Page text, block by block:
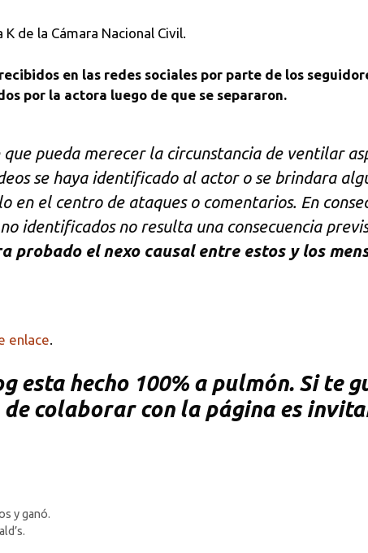
de la Cámara Nacional Civil.
en las redes sociales por parte de los
por la actora luego de que se separaron.
pueda merecer la circunstancia de ventilar
se haya identificado al actor o se brindara
el centro de ataques o comentarios. En
identificados no resulta una consecuencia
probado el nexo causal entre estos y los
enlace.
esta hecho 100% a pulmón. Si te
colaborar con la página es
y ganó.